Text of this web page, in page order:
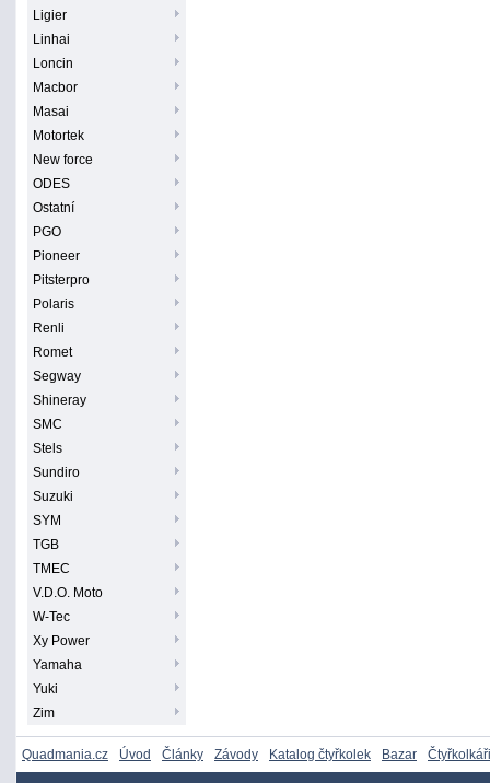
Ligier
Linhai
Loncin
Macbor
Masai
Motortek
New force
ODES
Ostatní
PGO
Pioneer
Pitsterpro
Polaris
Renli
Romet
Segway
Shineray
SMC
Stels
Sundiro
Suzuki
SYM
TGB
TMEC
V.D.O. Moto
W-Tec
Xy Power
Yamaha
Yuki
Zim
Quadmania.cz Úvod Články Závody Katalog čtyřkolek Bazar Čtyřkolkáři